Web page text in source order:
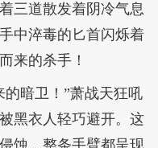
三道散发着阴冷气息
中淬毒的匕首闪烁着
来的杀手！
的暗卫！”萧战天狂吼
黑衣人轻巧避开。这